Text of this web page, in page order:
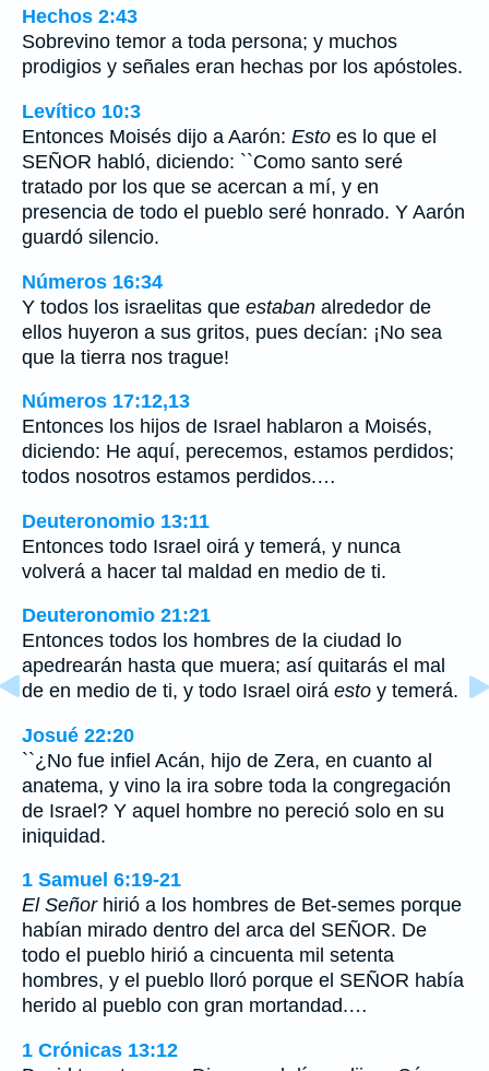
Hechos 2:43
Sobrevino temor a toda persona; y muchos
prodigios y señales eran hechas por los apóstoles.
Levítico 10:3
Entonces Moisés dijo a Aarón: Esto es lo que el
SEÑOR habló, diciendo: ``Como santo seré
tratado por los que se acercan a mí, y en
presencia de todo el pueblo seré honrado. Y Aarón
guardó silencio.
Números 16:34
Y todos los israelitas que estaban alrededor de
ellos huyeron a sus gritos, pues decían: ¡No sea
que la tierra nos trague!
Números 17:12,13
Entonces los hijos de Israel hablaron a Moisés,
diciendo: He aquí, perecemos, estamos perdidos;
todos nosotros estamos perdidos.…
Deuteronomio 13:11
Entonces todo Israel oirá y temerá, y nunca
volverá a hacer tal maldad en medio de ti.
Deuteronomio 21:21
Entonces todos los hombres de la ciudad lo
apedrearán hasta que muera; así quitarás el mal
de en medio de ti, y todo Israel oirá esto y temerá.
Josué 22:20
``¿No fue infiel Acán, hijo de Zera, en cuanto al
anatema, y vino la ira sobre toda la congregación
de Israel? Y aquel hombre no pereció solo en su
iniquidad.
1 Samuel 6:19-21
El Señorhirió a los hombres de Bet-semes porque
habían mirado dentro del arca del SEÑOR. De
todo el pueblo hirió a cincuenta mil setenta
hombres, y el pueblo lloró porque el SEÑOR había
herido al pueblo con gran mortandad.…
1 Crónicas 13:12